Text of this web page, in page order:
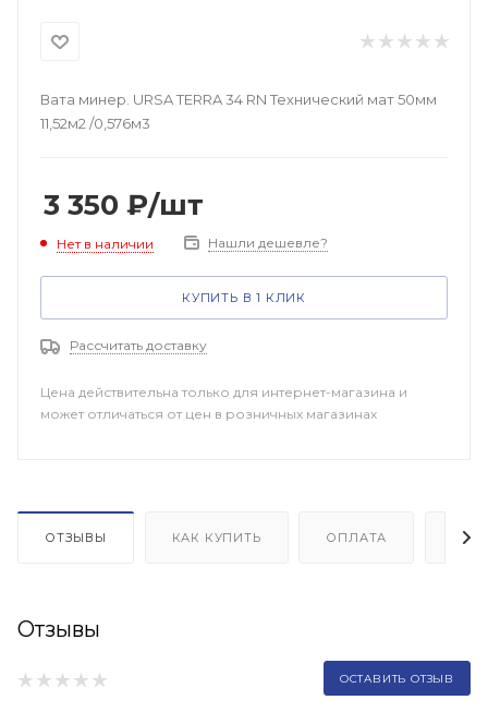
Вата минер. URSA TERRA 34 RN Технический мат 50мм
11,52м2 /0,576м3
3 350 ₽/шт
Нет в наличии Нашли дешевле?
КУПИТЬ В 1 КЛИК
Рассчитать доставку
Цена действительна только для интернет-магазина и
может отличаться от цен в розничных магазинах
ОТЗЫВЫ КАК КУПИТЬ ОПЛАТА
Отзывы
ОСТАВИТЬ ОТЗЫВ